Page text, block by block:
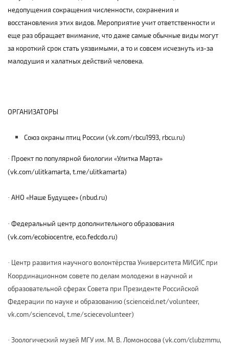
недопущения сокращения численности, сохранения и
восстановления этих видов. Мероприятие учит ответственности и
еще раз обращает внимание, что даже самые обычные виды могут
за короткий срок стать уязвимыми, а то и совсем исчезнуть из-за
малодушия и халатных действий человека.
ОРГАНИЗАТОРЫ
Союз охраны птиц России (vk.com/rbcu1993, rbcu.ru)
· Проект по популярной биологии «Улитка Марта»
(vk.com/ulitkamarta, t.me/ulitkamarta)
· АНО «Наше Будущее» (nbud.ru)
· Федеральный центр дополнительного образования
(vk.com/ecobiocentre, eco.fedcdo.ru)
· Центр развития научного волонтёрства Университета МИСИС при
Координационном совете по делам молодежи в научной и
образовательной сферах Совета при Президенте Российской
Федерации по науке и образованию(scienceid.net/volunteer,
vk.com/sciencevol, t.me/sciecevolunteer)
· Зоологический музей МГУ им. М. В. Ломоносова (vk.com/clubzmmu,